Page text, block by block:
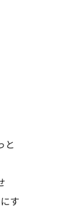
と
す